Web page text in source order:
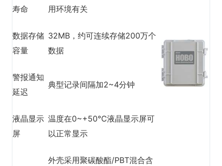
寿命
用环境有关
数据存储
容量
32MB，约可连续存储200万个
数据
警报通知
延迟
典型记录间隔加2~4分钟
液晶显示
屏
温度在0~+50℃液晶显示屏可
以正常显示
外壳采用聚碳酸酯/PBT混合含